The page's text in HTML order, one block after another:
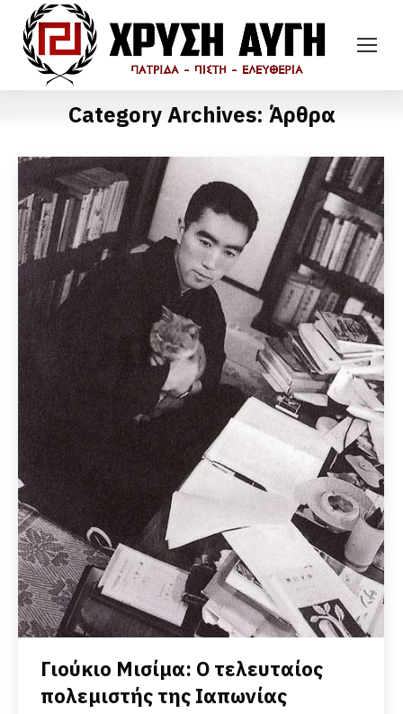
Category Archives: Άρθρα
Γιούκιο Μισίμα: Ο τελευταίος
πολεμιστής της Ιαπωνίας